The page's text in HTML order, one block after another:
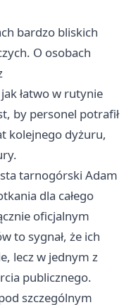
bardzo bliskich
O osobach
łatwo w rutynie
by personel potrafił
kolejnego dyżuru,
tarnogórski Adam
dla całego
oficjalnym
to sygnał, że ich
lecz w jednym z
publicznego.
szczególnym